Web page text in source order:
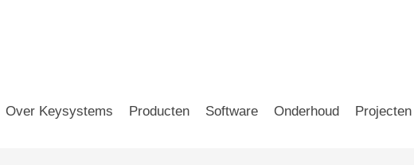
Over Keysystems Producten Software Onderhoud Projecten